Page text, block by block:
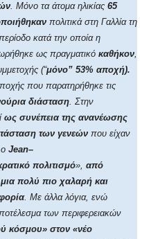
. Μόνο τα άτομα ηλικίας 65
πολιτικά στη Γαλλία τη
κατά την οποία η
ως πραγματικό καθήκον,
(“μόνο” 53% αποχή).
που παρατηρήθηκε τις
διάσταση. Στην
ως συνέπεια της ανανέωσης
των γενεών που είχαν
Jean–
πολιτισμό», από
πολύ πιο χαλαρή και
. Με άλλα λόγια, ενώ
των περιφερειακών
κόσμου» στον «νέο